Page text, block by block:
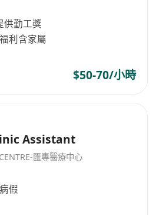
供勤工獎
利含家屬
$50-70/小時
Assistant
匯專醫療中心
假